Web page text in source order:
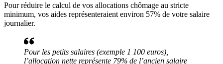
Pour réduire le calcul de vos allocations chômage au stricte
minimum, vos aides représenteraient environ 57% de votre salaire
journalier.
Pour les petits salaires (exemple 1 100 euros),
l’allocation nette représente 79% de l’ancien salaire